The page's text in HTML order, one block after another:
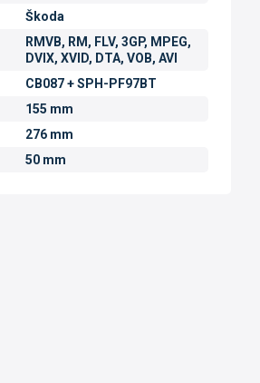
Škoda
RMVB, RM, FLV, 3GP, MPEG,
DVIX, XVID, DTA, VOB, AVI
CB087 + SPH-PF97BT
155 mm
276 mm
50 mm